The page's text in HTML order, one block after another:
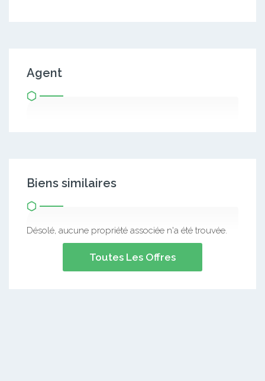
Agent
Biens similaires
Désolé, aucune propriété associée n'a été trouvée.
Toutes Les Offres